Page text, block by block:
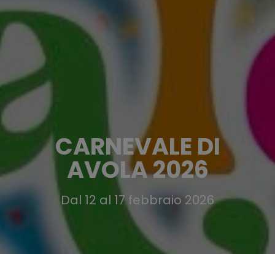
CARNEVALE DI
AVOLA 2026
Dal 12 al 17 febbraio 2026